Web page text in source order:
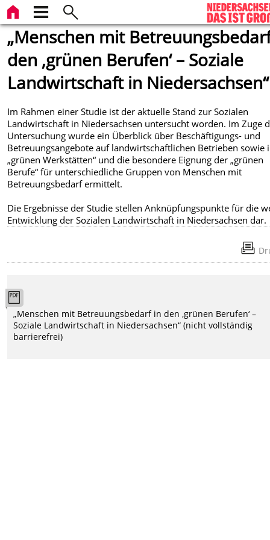
„Menschen mit
den ‚grünen Berufen‘ – Soziale
Landwirtschaft in Niedersachsen“
Im Rahmen einer Studie ist der aktuelle Stand zur Sozialen
Landwirtschaft in Niedersachsen untersucht worden. Im Zuge
Untersuchung wurde ein Überblick über Beschäftigungs- und
Betreuungsangebote auf landwirtschaftlichen Betrieben sowie
„grünen Werkstätten“ und die besondere Eignung der „grünen
Berufe“ für unterschiedliche Gruppen von Menschen mit
Betreuungsbedarf ermittelt.
Die Ergebnisse der Studie stellen Anknüpfungspunkte für die
Entwicklung der Sozialen Landwirtschaft in Niedersachsen dar.
„Menschen mit Betreuungsbedarf in den ‚grünen Berufen‘ –
Soziale Landwirtschaft in Niedersachsen“ (nicht vollständig
barrierefrei)